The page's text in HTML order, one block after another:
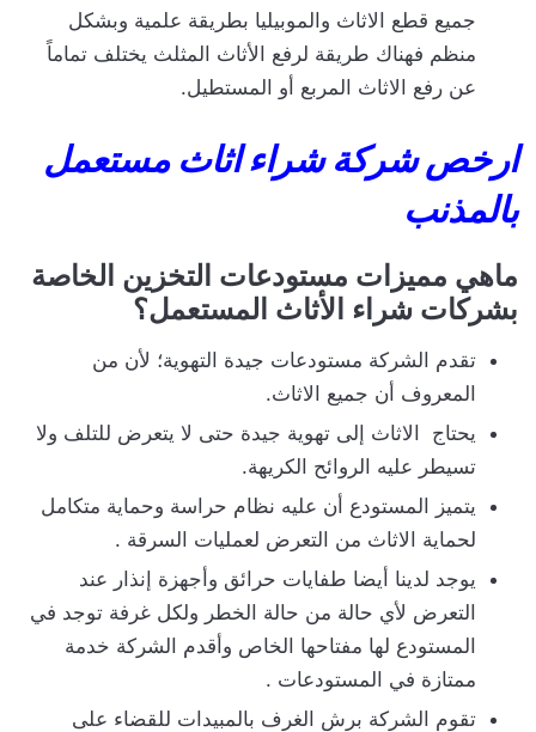
جميع قطع الاثاث والموبيليا بطريقة علمية وبشكل
منظم فهناك طريقة لرفع الأثاث المثلث يختلف تماماً
عن رفع الاثاث المربع أو المستطيل.
ارخص شركة شراء اثاث مستعمل
بالمذنب
ماهي مميزات مستودعات التخزين الخاصة
بشركات شراء الأثاث المستعمل؟
تقدم الشركة مستودعات جيدة التهوية؛ لأن من
المعروف أن جميع الاثاث.
يحتاج الاثاث إلى تهوية جيدة حتى لا يتعرض للتلف ولا
تسيطر عليه الروائح الكريهة.
يتميز المستودع أن عليه نظام حراسة وحماية متكامل
لحماية الاثاث من التعرض لعمليات السرقة .
يوجد لدينا أيضا طفايات حرائق وأجهزة إنذار عند
التعرض لأي حالة من حالة الخطر ولكل غرفة توجد في
المستودع لها مفتاحها الخاص وأقدم الشركة خدمة
ممتازة في المستودعات .
تقوم الشركة برش الغرف بالمبيدات للقضاء على